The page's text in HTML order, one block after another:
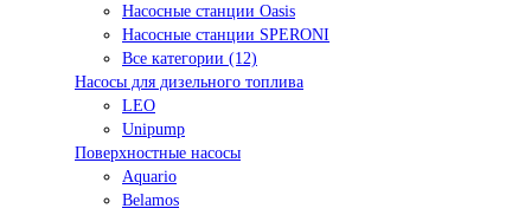
Насосные станции Oasis
Насосные станции SPERONI
Все категории (12)
Насосы для дизельного топлива
LEO
Unipump
Поверхностные насосы
Aquario
Belamos